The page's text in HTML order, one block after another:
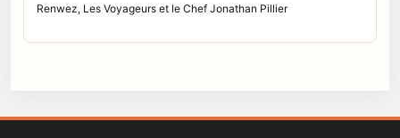
Renwez, Les Voyageurs et le Chef Jonathan Pillier